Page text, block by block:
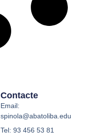
Contacte
Email:
spinola@abatoliba.edu
Tel: 93 456 53 81